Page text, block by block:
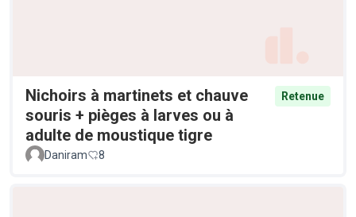
Nichoirs à martinets et chauve
souris + pièges à larves ou à
adulte de moustique tigre
Retenue
Daniram 8